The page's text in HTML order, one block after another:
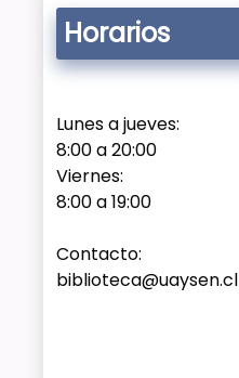
Horarios
Lunes a jueves:
8:00 a 20:00
Viernes:
8:00 a 19:00
Contacto:
biblioteca@uaysen.cl